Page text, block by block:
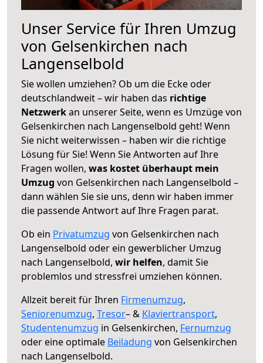
Unser Service für Ihren Umzug
von Gelsenkirchen nach
Langenselbold
Sie wollen umziehen? Ob um die Ecke oder
deutschlandweit – wir haben das richtige
Netzwerkan unserer Seite, wenn es Umzüge von
Gelsenkirchen nach Langenselbold geht! Wenn
Sie nicht weiterwissen – haben wir die richtige
Lösung für Sie! Wenn Sie Antworten auf Ihre
Fragen wollen, was kostet überhaupt mein
Umzug von Gelsenkirchen nach Langenselbold –
dann wählen Sie sie uns, denn wir haben immer
die passende Antwort auf Ihre Fragen parat.
Ob ein Privatumzug von Gelsenkirchen nach
Langenselbold oder ein gewerblicher Umzug
nach Langenselbold, wir helfen, damit Sie
problemlos und stressfrei umziehen können.
Allzeit bereit für Ihren Firmenumzug,
Seniorenumzug, Tresor– & Klaviertransport,
Studentenumzug in Gelsenkirchen, Fernumzug
oder eine optimale Beiladung von Gelsenkirchen
nach Langenselbold.